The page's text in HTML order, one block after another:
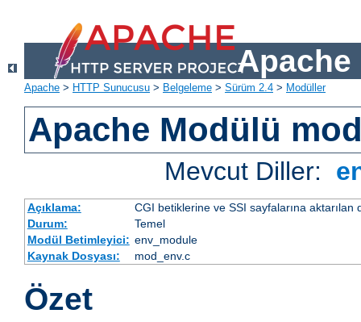
Apache
Apache > HTTP Sunucusu > Belgeleme > Sürüm 2.4 > Modüller
Apache Modülü
Mevcut Diller:
Açıklama:
CGI betiklerine ve SSI sayfalarına
Durum:
Temel
Modül Betimleyici: env_module
Kaynak Dosyası:
mod_env.c
Özet